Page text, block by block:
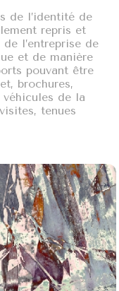
de l’identité de
repris et
l’entreprise de
et de manière
pouvant être
brochures,
de la
tenues